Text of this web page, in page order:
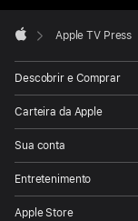
Footer

Apple TV Press
Descobrir e Comprar
Carteira da Apple
Sua conta
Entretenimento
Apple Store